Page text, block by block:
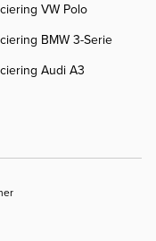
VW Polo
BMW 3-Serie
Audi A3